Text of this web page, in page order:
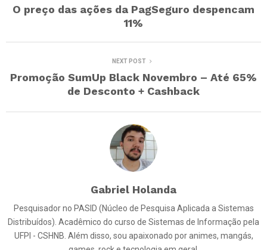
O preço das ações da PagSeguro despencam
11%
NEXT POST
Promoção SumUp Black Novembro – Até 65%
de Desconto + Cashback
Gabriel Holanda
Pesquisador no PASID (Núcleo de Pesquisa Aplicada a Sistemas
Distribuídos). Acadêmico do curso de Sistemas de Informação pela
UFPI - CSHNB. Além disso, sou apaixonado por animes, mangás,